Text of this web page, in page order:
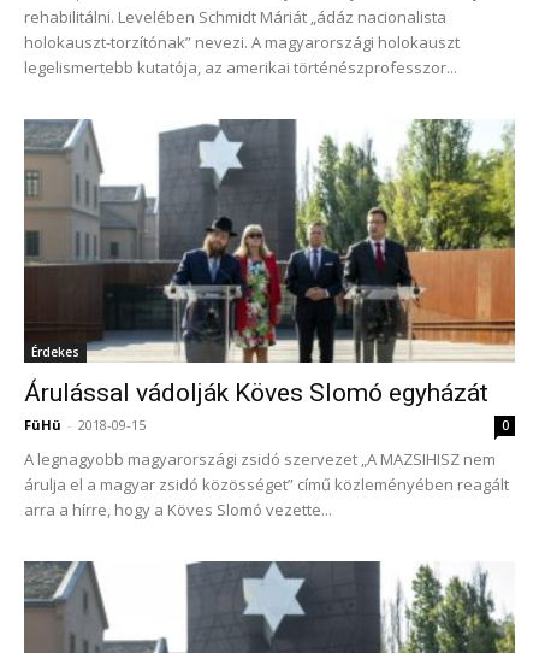
rehabilitálni. Levelében Schmidt Máriát „ádáz nacionalista
holokauszt-torzítónak” nevezi. A magyarországi holokauszt
legelismertebb kutatója, az amerikai történészprofesszor...
Érdekes
Árulással vádolják Köves Slomó egyházát
FüHü - 2018-09-15 0
A legnagyobb magyarországi zsidó szervezet „A MAZSIHISZ nem
árulja el a magyar zsidó közösséget” című közleményében reagált
arra a hírre, hogy a Köves Slomó vezette...